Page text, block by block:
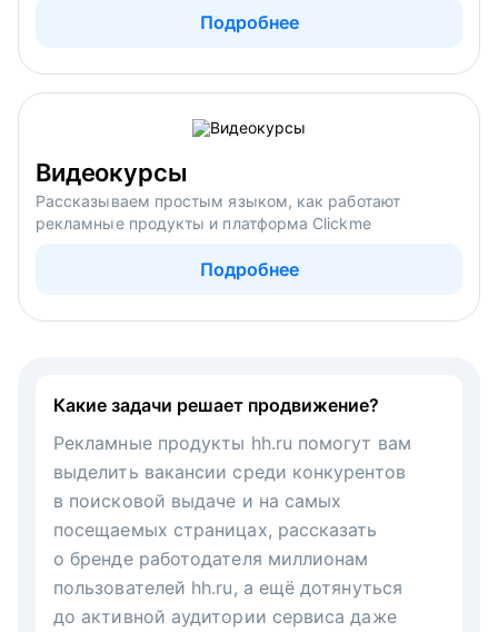
Подробнее
Видеокурсы
Рассказываем простым языком, как работают
рекламные продукты и платформа Clickme
Подробнее
Какие задачи решает продвижение?
Рекламные продукты hh.ru помогут вам
выделить вакансии среди конкурентов
в поисковой выдаче и на самых
посещаемых страницах, рассказать
о бренде работодателя миллионам
пользователей hh.ru, а ещё дотянуться
до активной аудитории сервиса даже